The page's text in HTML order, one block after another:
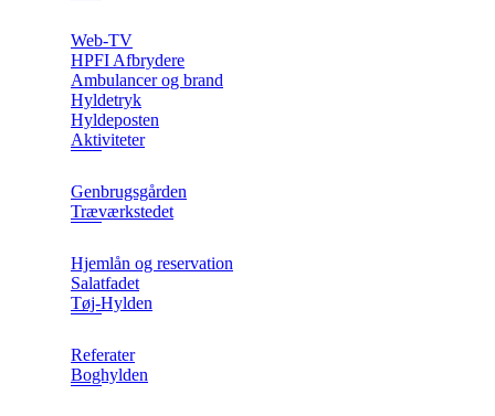
Web-TV
HPFI Afbrydere
Ambulancer og brand
Hyldetryk
Hyldeposten
Aktiviteter
Genbrugsgården
Træværkstedet
Hjemlån og reservation
Salatfadet
Tøj-Hylden
Referater
Boghylden